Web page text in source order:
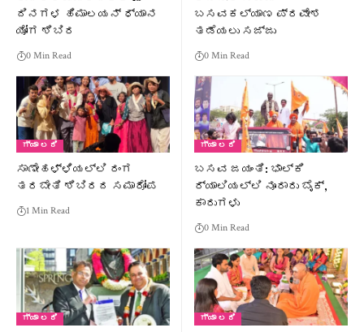
ದಿನಗಳ ಹಿಮಾಲಯನ್ ಧ್ಯಾನ
ಯೋಗ ಶಿಬಿರ
0 Min Read
ಬಸವಕಲ್ಯಾಣ ಪ್ರವೇಶ
ತಡೆಯಲು ಸಜ್ಜು
0 Min Read
ಗ್ಯಾ ಲರಿ
ಸಾಣೇಹಳ್ಳಿಯಲ್ಲಿ ರಂಗ
ತರಬೇತಿ ಶಿಬಿರದ ಸಮಾರೋಪ
1 Min Read
ಗ್ಯಾ ಲರಿ
ಬಸವ ಜಯಂತಿ: ಭಾಲ್ಕಿ
ರ‍್ಯಾಲಿಯಲ್ಲಿ ನೂರಾರು ಬೈಕ್,
ಕಾರುಗಳು
0 Min Read
ಗ್ಯಾ ಲರಿ ಗ್ಯಾ ಲರಿ